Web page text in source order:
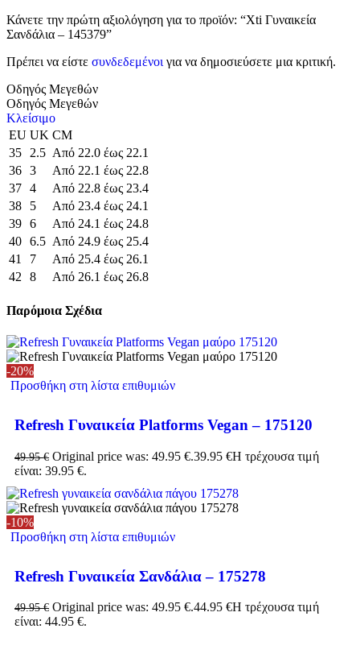
Κάνετε την πρώτη αξιολόγηση για το προϊόν: “Xti Γυναικεία
Σανδάλια – 145379”
Πρέπει να είστε συνδεδεμένοι για να δημοσιεύσετε μια κριτική.
Οδηγός Μεγεθών
Οδηγός Μεγεθών
Κλείσιμο
EU UK CM
35
2.5 Από 22.0 έως 22.1
36 3
Από 22.1 έως 22.8
37 4
Από 22.8 έως 23.4
38
5
Από 23.4 έως 24.1
39 6
Από 24.1 έως 24.8
40 6.5 Από 24.9 έως 25.4
41
7
Από 25.4 έως 26.1
42
8 Από 26.1 έως 26.8
Παρόμοια Σχέδια
-20%
Προσθήκη στη λίστα επιθυμιών
Refresh Γυναικεία Platforms Vegan – 175120
49.95€ Original price was: 49.95 €.39.95 €Η τρέχουσα τιμή
είναι: 39.95 €.
-10%
Προσθήκη στη λίστα επιθυμιών
Refresh Γυναικεία Σανδάλια – 175278
49.95€ Original price was: 49.95 €.44.95 €Η τρέχουσα τιμή
είναι: 44.95 €.